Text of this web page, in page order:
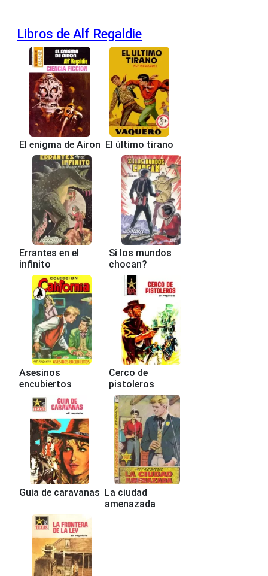
Libros de Alf Regaldie
El enigma de Airon El último tirano
Errantes en el
infinito
Si los mundos
chocan?
Asesinos
encubiertos
Cerco de
pistoleros
Guia de caravanas La ciudad
amenazada